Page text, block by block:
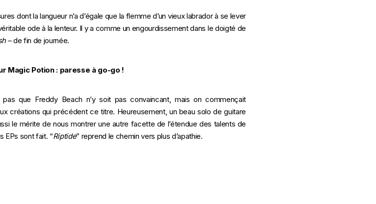
dont la langueur n’a d’égale que la flemme d’un vieux labrador à se lever
ode à la lenteur. Il y a comme un engourdissement dans le doigté de
– de fin de journée.
Magic Potion : paresse à go-go !
pas que Freddy Beach n’y soit pas convaincant, mais on commençait
créations qui précédent ce titre. Heureusement, un beau solo de guitare
le mérite de nous montrer une autre facette de l’étendue des talents de
EPs sont fait. “Riptide” reprend le chemin vers plus d’apathie.